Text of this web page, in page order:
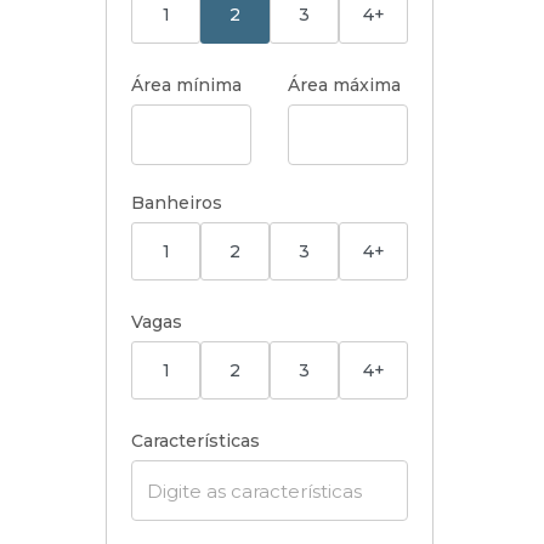
1 2 3 4+
Área mínima Área máxima
Banheiros
1 2 3 4+
Vagas
1 2 3 4+
Características